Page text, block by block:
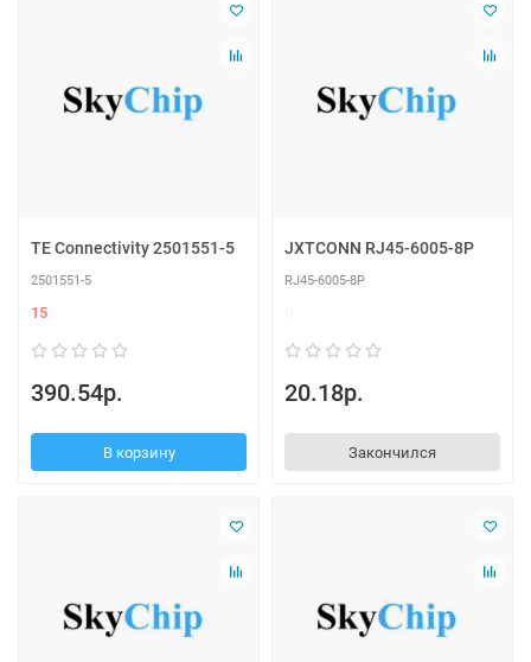
TE Connectivity 2501551-5
2501551-5
15
390.54р.
В корзину
JXTCONN RJ45-6005-8P
RJ45-6005-8P
20.18р.
Закончился